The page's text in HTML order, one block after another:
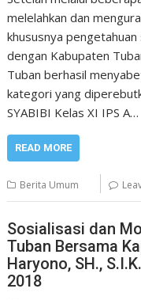
melelahkan dan
khususnya
dengan Kabupaten
Tuban berhasil
kategori yang
SYABIBI Kelas XI IPS A…
READ MORE
Berita Umum
Sosialisasi dan
Tuban Bersama
Haryono, SH.,
2018